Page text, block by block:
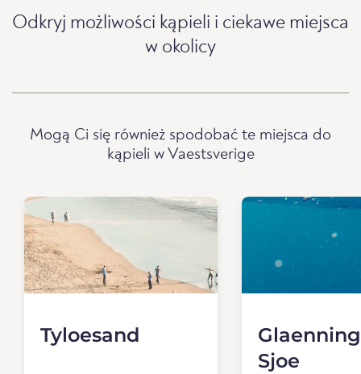
Odkryj możliwości kąpieli i ciekawe miejsca
w okolicy
Mogą Ci się również spodobać te miejsca do
kąpieli w Vaestsverige
Tyloesand
Sjoe